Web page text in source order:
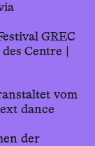
GREC
Centre |
vom
dance
der